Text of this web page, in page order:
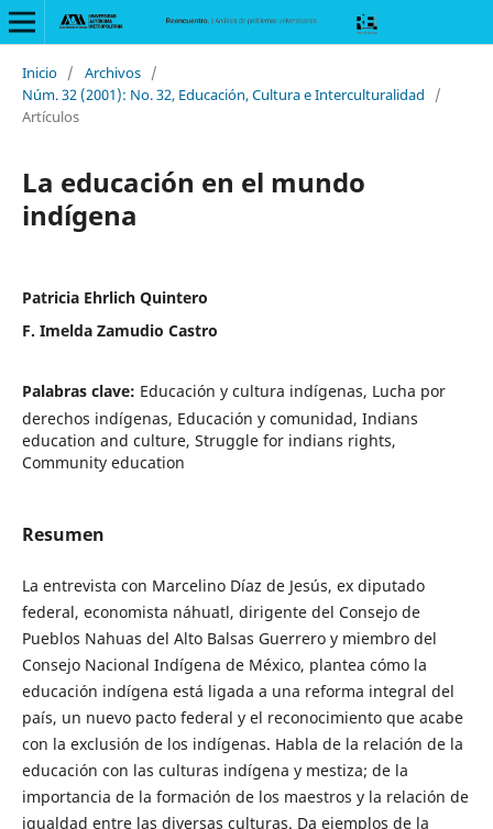
Inicio / Archivos /
Núm. 32 (2001): No. 32, Educación, Cultura e Interculturalidad
/
Artículos
La educación en el mundo
indígena
Patricia Ehrlich Quintero
F. Imelda Zamudio Castro
Palabras clave: Educación y cultura indígenas, Lucha por
derechos indígenas, Educación y comunidad, Indians
education and culture, Struggle for indians rights,
Community education
Resumen
La entrevista con Marcelino Díaz de Jesús, ex diputado
federal, economista náhuatl, dirigente del Consejo de
Pueblos Nahuas del Alto Balsas Guerrero y miembro del
Consejo Nacional Indígena de México, plantea cómo la
educación indígena está ligada a una reforma integral del
país, un nuevo pacto federal y el reconocimiento que acabe
con la exclusión de los indígenas. Habla de la relación de la
educación con las culturas indígena y mestiza; de la
importancia de la formación de los maestros y la relación de
igualdad entre las diversas culturas. Da ejemplos de la